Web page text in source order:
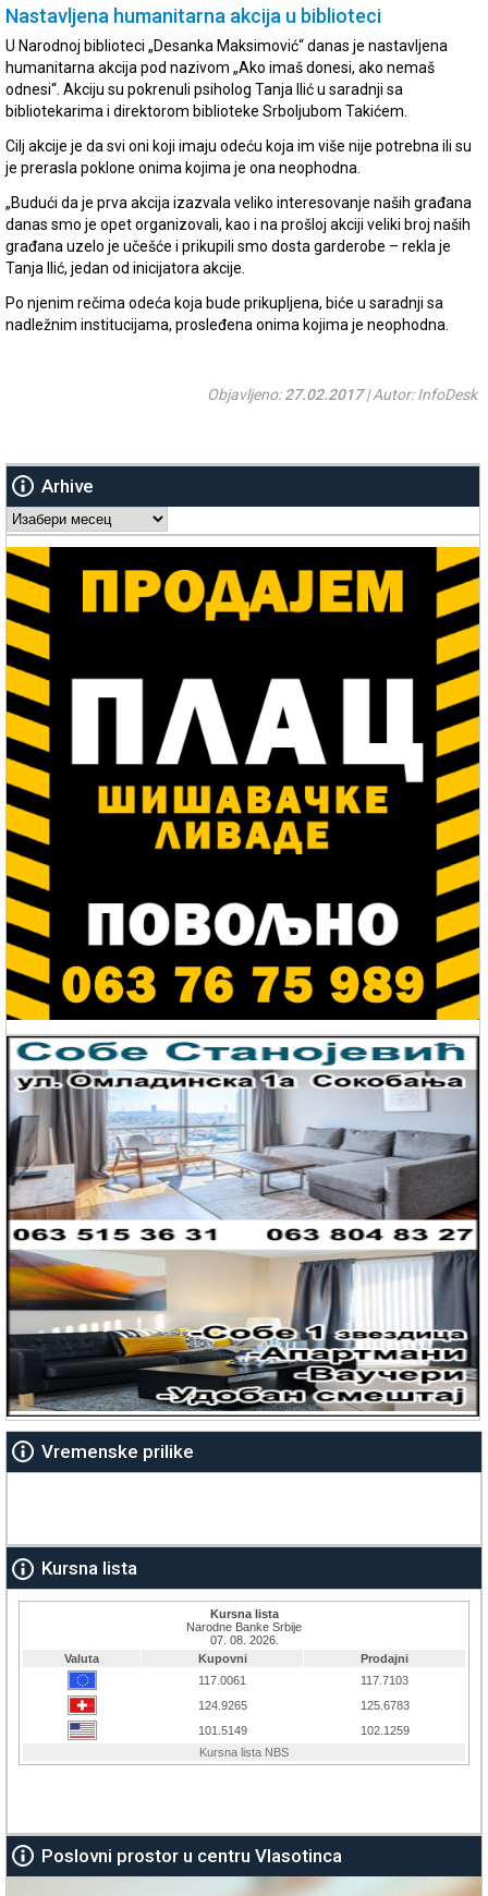
Nastavljena humanitarna akcija u biblioteci
U Narodnoj biblioteci „Desanka Maksimović“ danas je nastavljena
humanitarna akcija pod nazivom „Ako imaš donesi, ako nemaš
odnesi“. Akciju su pokrenuli psiholog Tanja Ilić u saradnji sa
bibliotekarima i direktorom biblioteke Srboljubom Takićem.
Cilj akcije je da svi oni koji imaju odeću koja im više nije potrebna ili su
je prerasla poklone onima kojima je ona neophodna.
„Budući da je prva akcija izazvala veliko interesovanje naših građana
danas smo je opet organizovali, kao i na prošloj akciji veliki broj naših
građana uzelo je učešće i prikupili smo dosta garderobe – rekla je
Tanja Ilić, jedan od inicijatora akcije.
Po njenim rečima odeća koja bude prikupljena, biće u saradnji sa
nadležnim institucijama, prosleđena onima kojima je neophodna.
Objavljeno:27.02.2017| Autor: InfoDesk
Arhive
Arhive
Vremenske prilike
Kursna lista
Poslovni prostor u centru Vlasotinca